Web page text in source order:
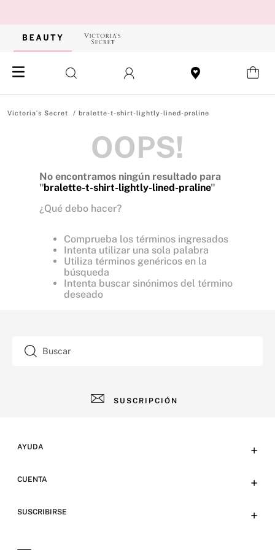
bralette-t-shirt-lightly-lined-praline
OOPS!
No encontramos ningún resultado para
"bralette-t-shirt-lightly-lined-praline"
¿Qué debo hacer?
Comprueba los términos ingresados
Intenta utilizar una sola palabra
Utiliza términos genéricos en la
búsqueda
Intenta buscar sinónimos del término
deseado
Buscar
SUSCRIPCIÓN
AYUDA +
Preguntas frecuentes
CUENTA +
SUSCRIBIRSE +